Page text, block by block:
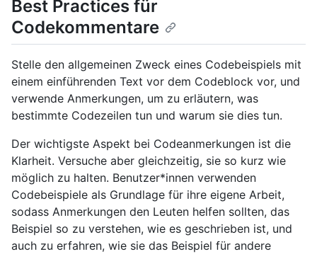
Best Practices für
Codekommentare
Stelle den allgemeinen Zweck eines Codebeispiels mit
einem einführenden Text vor dem Codeblock vor, und
verwende Anmerkungen, um zu erläutern, was
bestimmte Codezeilen tun und warum sie dies tun.
Der wichtigste Aspekt bei Codeanmerkungen ist die
Klarheit. Versuche aber gleichzeitig, sie so kurz wie
möglich zu halten. Benutzer*innen verwenden
Codebeispiele als Grundlage für ihre eigene Arbeit,
sodass Anmerkungen den Leuten helfen sollten, das
Beispiel so zu verstehen, wie es geschrieben ist, und
auch zu erfahren, wie sie das Beispiel für andere